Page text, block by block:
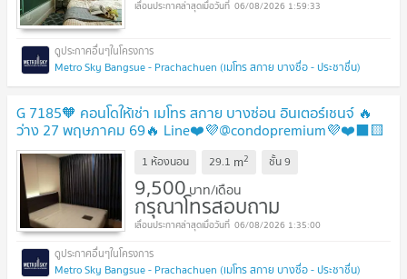
06/08/2026 1:59:33
Metro Sky Bangsue - Prachachuen (เมโทร สกาย บางซื่อ - ประชาชื่น)
G 7185🧡 คอนโดให้เช่า เมโทร สกาย บางซ่อน อินเตอร์เชนจ์ 🔥
ว่าง 27 พฤษภาคม 69🔥 Line❤️💜@condopremium💜❤️⬛🟨
📞 065 695 3645🟨⬛
1 ห้องนอน 29.1 m2 ชั้น9
9,500บาท/เดือน
กรุณาโทรสอบถาม
06/08/2026 1:35:00
Metro Sky Bangsue - Prachachuen (เมโทร สกาย บางซื่อ - ประชาชื่น)